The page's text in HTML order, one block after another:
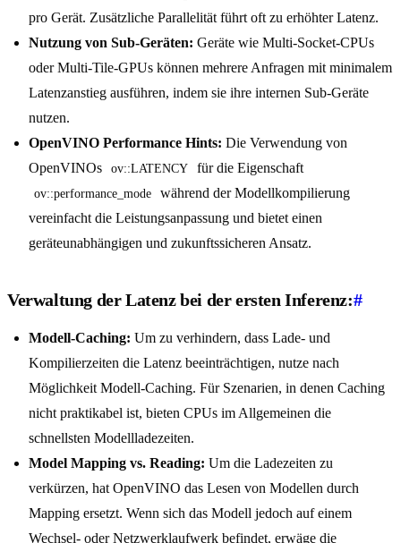
pro Gerät. Zusätzliche Parallelität führt oft zu erhöhter Latenz.
Nutzung von Sub-Geräten: Geräte wie Multi-Socket-CPUs
oder Multi-Tile-GPUs können mehrere Anfragen mit minimalem
Latenzanstieg ausführen, indem sie ihre internen Sub-Geräte
nutzen.
OpenVINO Performance Hints: Die Verwendung von
OpenVINOs
ov::LATENCY für die Eigenschaft
ov::performance_mode
während der Modellkompilierung
vereinfacht die Leistungsanpassung und bietet einen
geräteunabhängigen und zukunftssicheren Ansatz.
Verwaltung der Latenz bei der ersten Inferenz:#
Modell-Caching: Um zu verhindern, dass Lade- und
Kompilierzeiten die Latenz beeinträchtigen, nutze nach
Möglichkeit Modell-Caching. Für Szenarien, in denen Caching
nicht praktikabel ist, bieten CPUs im Allgemeinen die
schnellsten Modellladezeiten.
Model Mapping vs. Reading: Um die Ladezeiten zu
verkürzen, hat OpenVINO das Lesen von Modellen durch
Mapping ersetzt. Wenn sich das Modell jedoch auf einem
Wechsel- oder Netzwerklaufwerk befindet, erwäge die